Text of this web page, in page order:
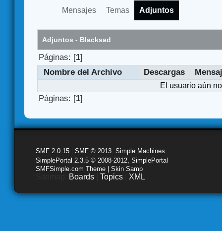
Mensajes Temas Adjuntos
Adjuntos - Blacksad
Páginas: [1]
Nombre del Archivo
Descargas
El usuario aún
Páginas: [1]
SMF 2.0.15 SMF © 2013 Simple Machines
SimplePortal 2.3.5 © 2008-2012, SimplePortal
SMFSimple.com Theme | Skin Samp
Boards Topics XML